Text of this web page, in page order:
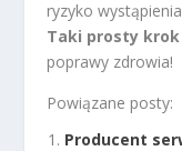
ryzyko
Taki prosty krok
poprawy zdrowia!
Powiązane posty:
Producent